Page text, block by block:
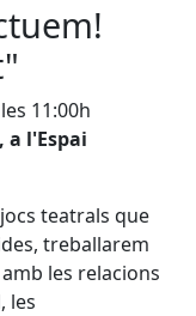
11:00h
a l'Espai
teatrals que
treballarem
les relacions
les